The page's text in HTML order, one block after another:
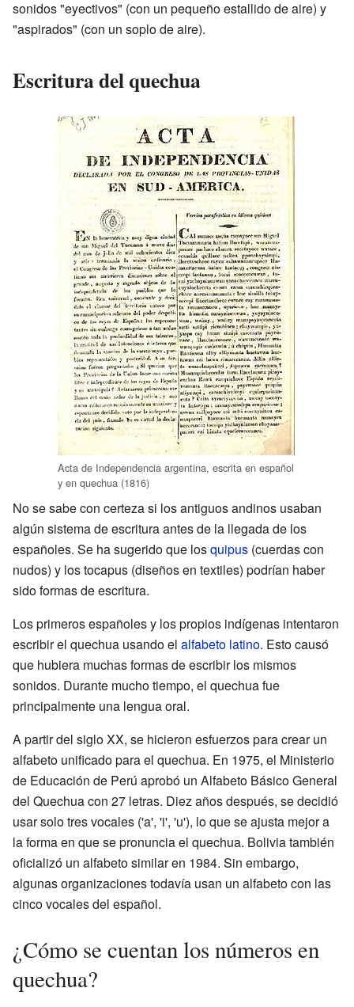
sonidos "eyectivos" (con un pequeño estallido de aire) y
"aspirados" (con un soplo de aire).
Escritura del quechua
Acta de Independencia argentina, escrita en español
y en quechua (1816)
No se sabe con certeza si los antiguos andinos usaban
algún sistema de escritura antes de la llegada de los
españoles. Se ha sugerido que losquipus (cuerdas con
nudos) y los tocapus (diseños en textiles) podrían haber
sido formas de escritura.
Los primeros españoles y los propios indígenas intentaron
escribir el quechua usando el alfabeto latino. Esto causó
que hubiera muchas formas de escribir los mismos
sonidos. Durante mucho tiempo, el quechua fue
principalmente una lengua oral.
A partir del siglo XX, se hicieron esfuerzos para crear un
alfabeto unificado para el quechua. En 1975, el Ministerio
de Educación de Perú aprobó un Alfabeto Básico General
del Quechua con 27 letras. Diez años después, se decidió
usar solo tres vocales ('a', 'i', 'u'), lo que se ajusta mejor a
la forma en que se pronuncia el quechua. Bolivia también
oficializó un alfabeto similar en 1984. Sin embargo,
algunas organizaciones todavía usan un alfabeto con las
cinco vocales del español.
¿Cómo se cuentan los números en
quechua?